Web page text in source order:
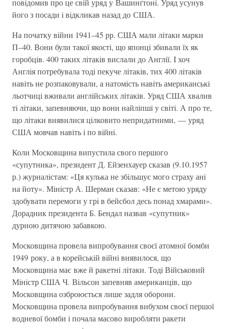
повiдомив про це свiй уряд у Вашинґтонi. Уряд усунув
його з посади i вiдкликав назад до США.
На початку вiйни 1941–45 рр. США мали лiтаки марки
П–40. Вони були такої якостi, що японцi збивали їх як
горобцiв. 400 таких лiтакiв вислали до Англiї. I хоч
Англiя потребувала тодi пекуче лiтакiв, тих 400 лiтакiв
навiть не розпаковували, а натомiсть навiть американськi
льотчицi вживали англiйських лiтакiв. Уряд США хвалив
тi лiтаки, запевняючи, що вони найлiпшi у свiтi. А про те,
що лiтаки виявилися цiлковито непридатними, — уряд
США мовчав навiть i по вiйнi.
Коли Московщина випустила свого першого
«супутника», президент Д. Ейзенхауер сказав (9.10.1957
р.) журналiстам: «Ця кулька не збiльшує мого страху анi
на йоту». Мiнiстр А. Шерман сказав: «Не є метою уряду
здобувати перемоги у грi в бейсбол десь понад хмарами».
Дорадник президента Б. Бендал назвав «супутник»
дурною дитячою забавкою.
Московщина провела випробування своєї атомної бомби
1949 року, а в корейськiй вiйнi виявилося, що
Московщина має вже й ракетнi лiтаки. Тодi Вiйськовий
Мiнiстр США Ч. Вiльсон запевняв американцiв, що
Московщина озброюється лише задля оборони.
Московщина провела випробування вибухом своєї першої
водневої бомби i почала масово виробляти ракети